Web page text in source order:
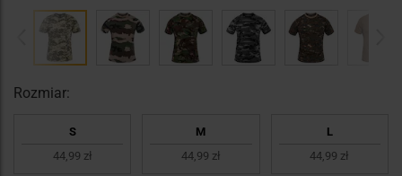
Rozmiar:
S
44,99 zł
M
44,99 zł
L
44,99 zł